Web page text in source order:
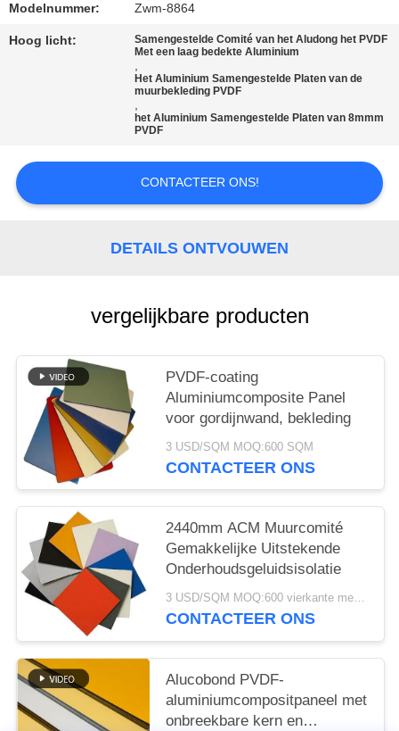
PRIVACYBELEID
Modelnummer: Zwm-8864
Hoog licht:
Samengestelde Comité van het Aludong het PVDF
Met een laag bedekte Aluminium
,
Het Aluminium Samengestelde Platen van de
muurbekleding PVDF
,
het Aluminium Samengestelde Platen van 8mmm
PVDF
CONTACTEER ONS!
DETAILS ONTVOUWEN
vergelijkbare producten
PVDF-coating
Aluminiumcomposite Panel
voor gordijnwand, bekleding
3 USD/SQM MOQ:600 SQM
CONTACTEER ONS
2440mm ACM Muurcomité
Gemakkelijke Uitstekende
Onderhoudsgeluidsisolatie
3 USD/SQM MOQ:600 vierkante meters
CONTACTEER ONS
Alucobond PVDF-
aluminiumcompositpaneel met
onbreekbare kern en